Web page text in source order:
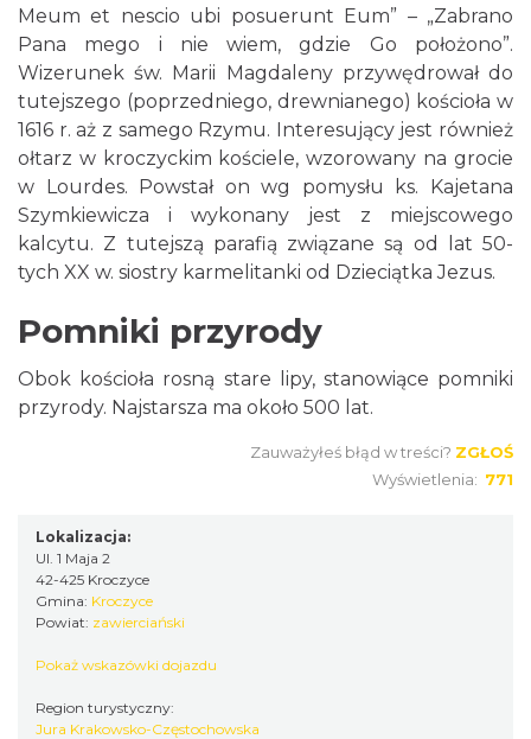
Meum et nescio ubi posuerunt Eum” – „Zabrano
Pana mego i nie wiem, gdzie Go położono”.
Wizerunek św. Marii Magdaleny przywędrował do
tutejszego (poprzedniego, drewnianego) kościoła w
1616 r. aż z samego Rzymu. Interesujący jest również
ołtarz w kroczyckim kościele, wzorowany na grocie
w Lourdes. Powstał on wg pomysłu ks. Kajetana
Szymkiewicza i wykonany jest z miejscowego
kalcytu. Z tutejszą parafią związane są od lat 50-
tych XX w. siostry karmelitanki od Dzieciątka Jezus.
Pomniki przyrody
Obok kościoła rosną stare lipy, stanowiące pomniki
przyrody. Najstarsza ma około 500 lat.
Zauważyłeś błąd w treści? ZGŁOŚ
Wyświetlenia: 771
Lokalizacja:
Ul. 1 Maja 2
42-425 Kroczyce
Gmina: Kroczyce
Powiat: zawierciański
Pokaż wskazówki dojazdu
Region turystyczny:
Jura Krakowsko-Częstochowska